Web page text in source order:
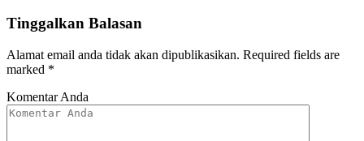
Tinggalkan Balasan
Alamat email anda tidak akan dipublikasikan. Required fields are
marked *
Komentar Anda